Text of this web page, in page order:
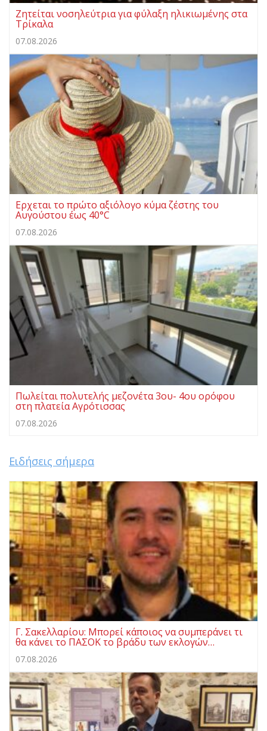
Ζητείται νοσηλεύτρια για φύλαξη ηλικιωμένης στα
Τρίκαλα
07.08.2026
Ερχεται το πρώτο αξιόλογο κύμα ζέστης του
Αυγούστου έως 40°C
07.08.2026
Πωλείται πολυτελής μεζονέτα 3ου- 4ου ορόφου
στη πλατεία Αγρότισσας
07.08.2026
Ειδήσεις σήμερα
Γ. Σακελλαρίου: Μπορεί κάποιος να συμπεράνει τι
θα κάνει το ΠΑΣΟΚ το βράδυ των εκλογών…
07.08.2026